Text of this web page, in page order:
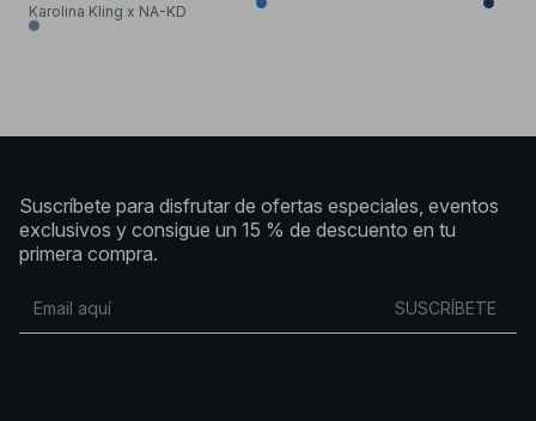
Karolina Kling x NA-KD
Suscríbete para disfrutar de ofertas especiales, eventos
exclusivos y consigue un 15 % de descuento en tu
primera compra.
SUSCRÍBETE